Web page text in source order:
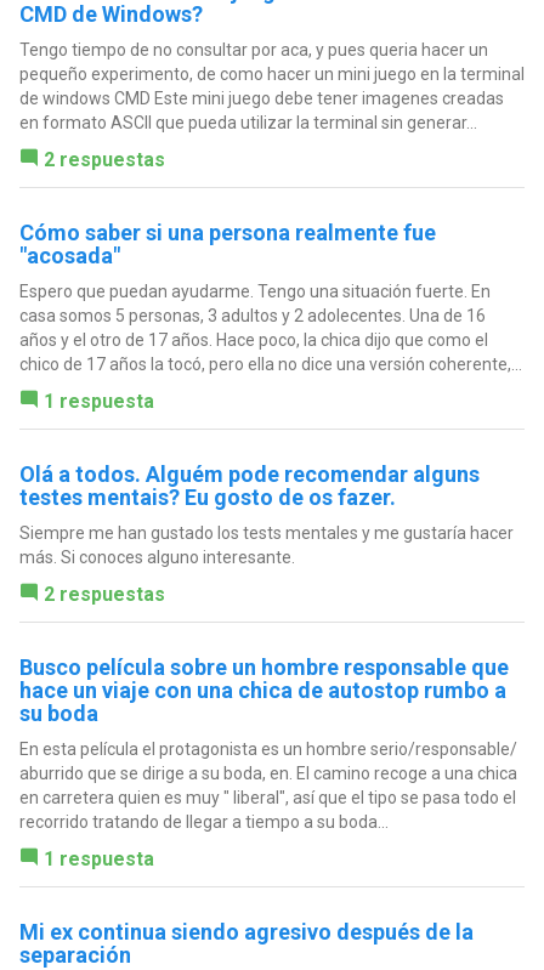
CMD de Windows?
Tengo tiempo de no consultar por aca, y pues queria hacer un
pequeño experimento, de como hacer un mini juego en la terminal
de windows CMD Este mini juego debe tener imagenes creadas
en formato ASCII que pueda utilizar la terminal sin generar...
2 respuestas
Cómo saber si una persona realmente fue
"acosada"
Espero que puedan ayudarme. Tengo una situación fuerte. En
casa somos 5 personas, 3 adultos y 2 adolecentes. Una de 16
años y el otro de 17 años. Hace poco, la chica dijo que como el
chico de 17 años la tocó, pero ella no dice una versión coherente,...
1 respuesta
Olá a todos. Alguém pode recomendar alguns
testes mentais? Eu gosto de os fazer.
Siempre me han gustado los tests mentales y me gustaría hacer
más. Si conoces alguno interesante.
2 respuestas
Busco película sobre un hombre responsable que
hace un viaje con una chica de autostop rumbo a
su boda
En esta película el protagonista es un hombre serio/responsable/
aburrido que se dirige a su boda, en. El camino recoge a una chica
en carretera quien es muy " liberal", así que el tipo se pasa todo el
recorrido tratando de llegar a tiempo a su boda...
1 respuesta
Mi ex continua siendo agresivo después de la
separación